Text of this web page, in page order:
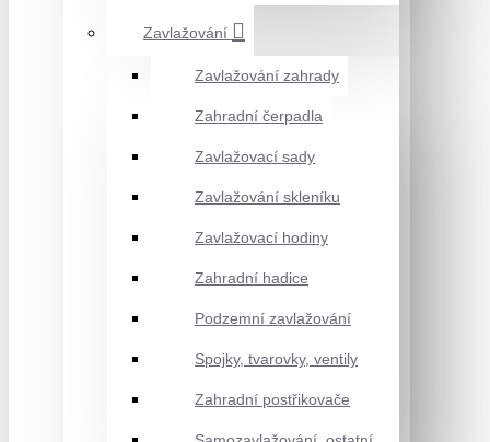
Zavlažování
Zavlažování zahrady
Zahradní čerpadla
Zavlažovací sady
Zavlažování skleníku
Zavlažovací hodiny
Zahradní hadice
Podzemní zavlažování
Spojky, tvarovky, ventily
Zahradní postřikovače